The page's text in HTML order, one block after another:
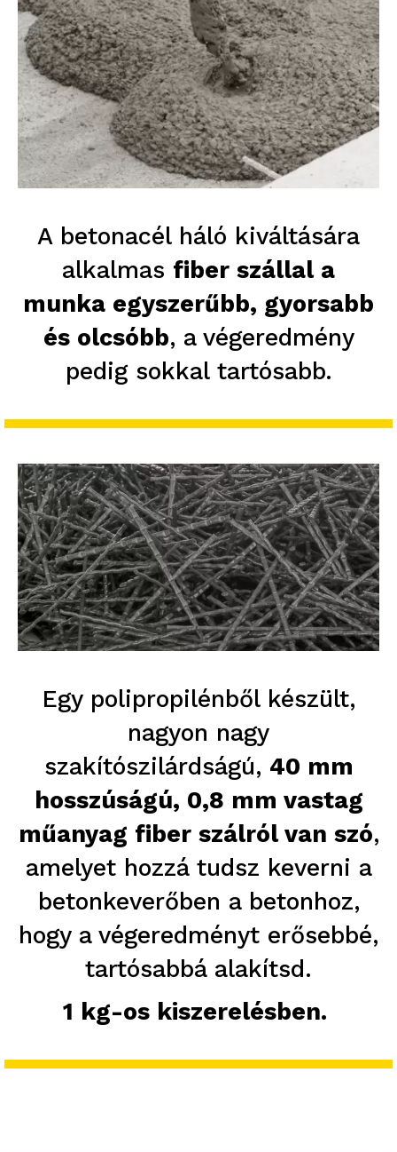
A betonacél háló kiváltására
alkalmas fiber szállal a
munka egyszerűbb, gyorsabb
és olcsóbb, a végeredmény
pedig sokkal tartósabb.
Egy polipropilénből készült,
nagyon nagy
szakítószilárdságú, 40 mm
hosszúságú, 0,8 mm vastag
műanyag fiber szálról van szó,
amelyet hozzá tudsz keverni a
betonkeverőben a betonhoz,
hogy a végeredményt erősebbé,
tartósabbá alakítsd.
1 kg-os kiszerelésben.